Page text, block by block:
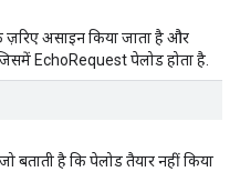
असाइन किया जाता है और
EchoRequest पेलोड होता है.
है कि पेलोड तैयार नहीं किया